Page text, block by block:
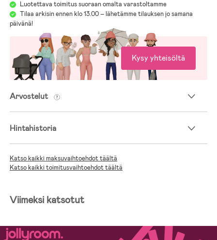
Luotettava toimitus suoraan omalta varastoltamme
Tilaa arkisin ennen klo 13.00 – lähetämme tilauksen jo samana
päivänä!
Kysy yhteisöltä
Arvostelut
Hintahistoria
Katso kaikki maksuvaihtoehdot täältä
Katso kaikki toimitusvaihtoehdot täältä
Viimeksi katsotut